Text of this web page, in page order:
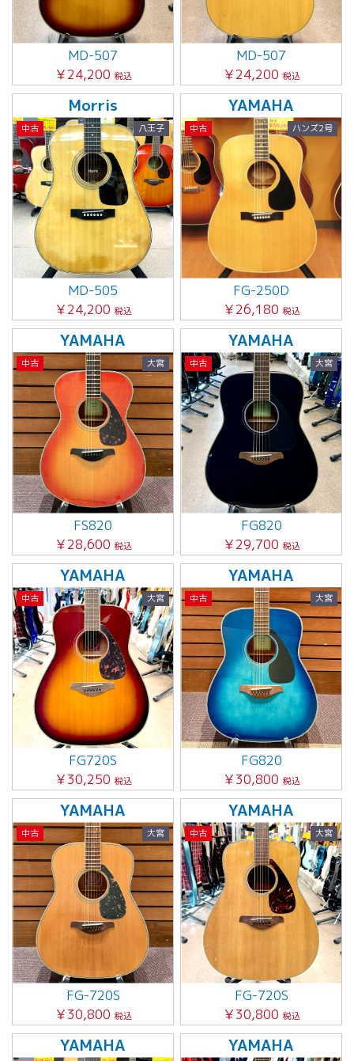
MD-507
￥24,200 税込
MD-507
￥24,200 税込
Morris
中古 八王子
MD-505
￥24,200 税込
YAMAHA
中古 ハンズ2号
FG-250D
￥26,180 税込
YAMAHA
中古 大宮
FS820
￥28,600 税込
YAMAHA
中古 大宮
FG820
￥29,700 税込
YAMAHA
中古 大宮
FG720S
￥30,250 税込
YAMAHA
中古 大宮
FG820
￥30,800 税込
YAMAHA
中古 大宮
FG-720S
￥30,800 税込
YAMAHA
中古 大宮
FG-720S
￥30,800 税込
YAMAHA YAMAHA